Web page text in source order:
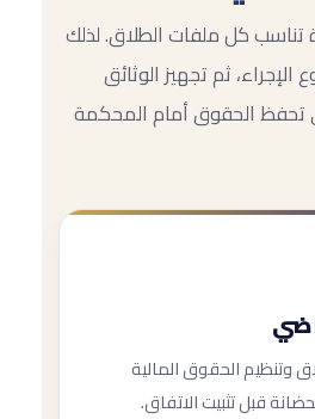
تناسب كل ملفات الطلاق. لذلك
الإجراء، ثم تجهيز الوثائق
تحفظ الحقوق أمام المحكمة
وتنظيم الحقوق المالية
قبل تثبيت الاتفاق.